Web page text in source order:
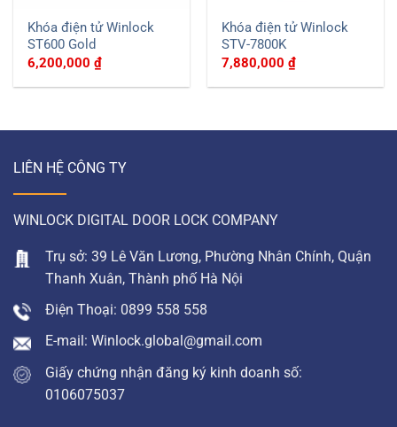
Khóa điện tử Winlock
ST600 Gold
6,200,000₫
Khóa điện tử Winlock
STV-7800K
7,880,000₫
LIÊN HỆ CÔNG TY
WINLOCK DIGITAL DOOR LOCK COMPANY
Trụ sở: 39 Lê Văn Lương, Phường Nhân Chính, Quận
Thanh Xuân, Thành phố Hà Nội
Điện Thoại: 0899 558 558
E-mail: Winlock.global@gmail.com
Giấy chứng nhận đăng ký kinh doanh số:
0106075037